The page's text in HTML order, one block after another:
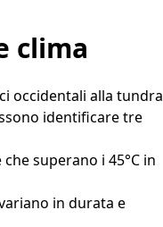
clima
occidentali alla tundra
identificare tre
superano i 45°C in
in durata e